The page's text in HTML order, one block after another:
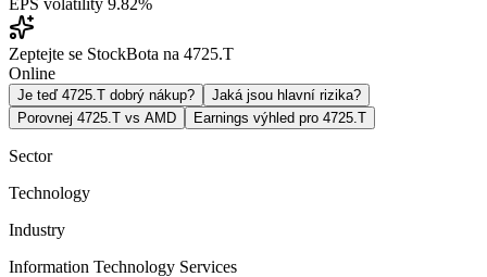
EPS volatility 9.82%
Zeptejte se StockBota na 4725.T
Online
Je teď 4725.T dobrý nákup?
Jaká jsou hlavní rizika?
Porovnej 4725.T vs AMD
Earnings výhled pro 4725.T
Sector
Technology
Industry
Information Technology Services